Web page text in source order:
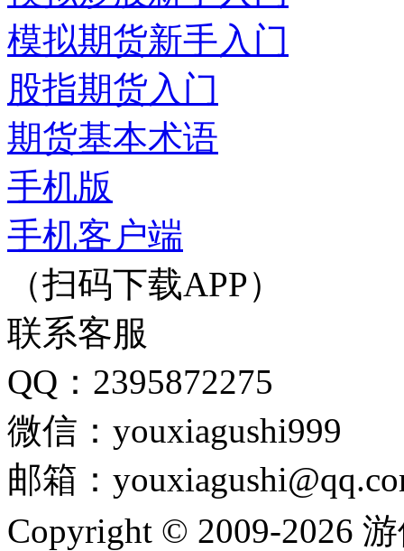
模拟期货新手入门
股指期货入门
期货基本术语
手机版
手机客户端
（扫码下载APP）
联系客服
QQ：2395872275
微信：youxiagushi999
邮箱：
Copyright © 2009-2026